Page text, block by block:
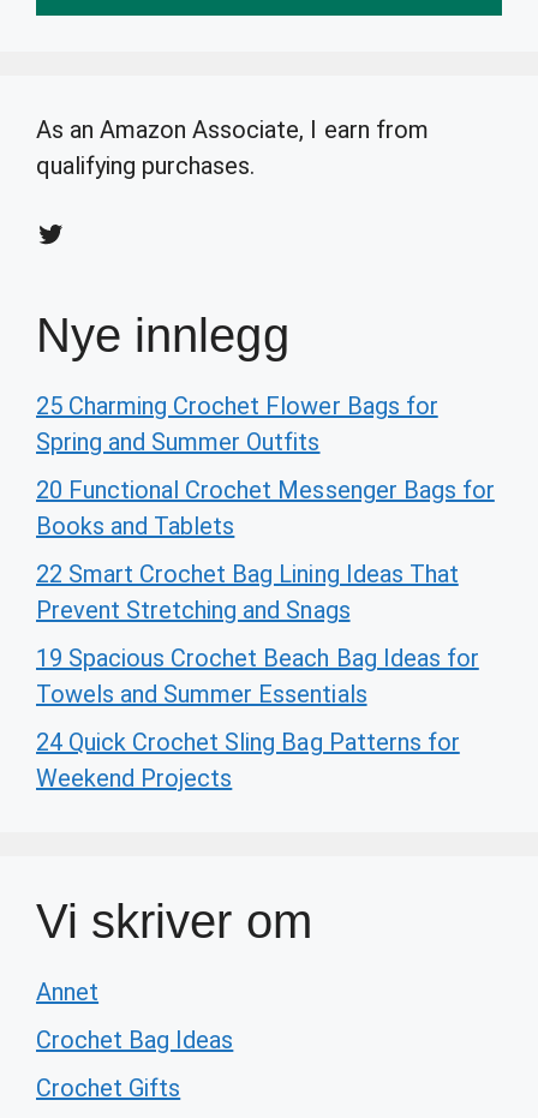
As an Amazon Associate, I earn from
qualifying purchases.
Twitter
Nye innlegg
25 Charming Crochet Flower Bags for
Spring and Summer Outfits
20 Functional Crochet Messenger Bags for
Books and Tablets
22 Smart Crochet Bag Lining Ideas That
Prevent Stretching and Snags
19 Spacious Crochet Beach Bag Ideas for
Towels and Summer Essentials
24 Quick Crochet Sling Bag Patterns for
Weekend Projects
Vi skriver om
Annet
Crochet Bag Ideas
Crochet Gifts